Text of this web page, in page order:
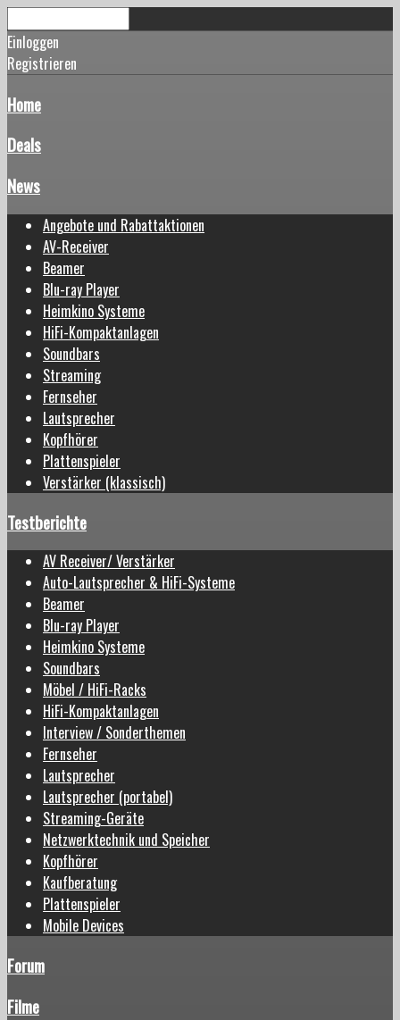
Einloggen
Registrieren
Home
Deals
News
Angebote und Rabattaktionen
AV-Receiver
Beamer
Blu-ray Player
Heimkino Systeme
HiFi-Kompaktanlagen
Soundbars
Streaming
Fernseher
Lautsprecher
Kopfhörer
Plattenspieler
Verstärker (klassisch)
Testberichte
AV Receiver/ Verstärker
Auto-Lautsprecher & HiFi-Systeme
Beamer
Blu-ray Player
Heimkino Systeme
Soundbars
Möbel / HiFi-Racks
HiFi-Kompaktanlagen
Interview / Sonderthemen
Fernseher
Lautsprecher
Lautsprecher (portabel)
Streaming-Geräte
Netzwerktechnik und Speicher
Kopfhörer
Kaufberatung
Plattenspieler
Mobile Devices
Forum
Filme